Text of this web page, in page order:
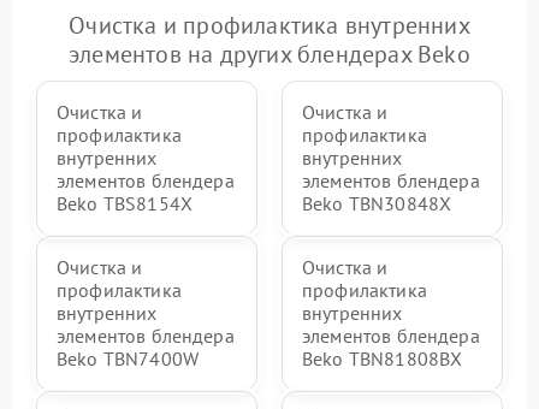
Очистка и профилактика внутренних
элементов на других блендерах Beko
Очистка и
профилактика
внутренних
элементов блендера
Beko TBS8154X
Очистка и
профилактика
внутренних
элементов блендера
Beko TBN30848X
Очистка и
профилактика
внутренних
элементов блендера
Beko TBN7400W
Очистка и
профилактика
внутренних
элементов блендера
Beko TBN81808BX